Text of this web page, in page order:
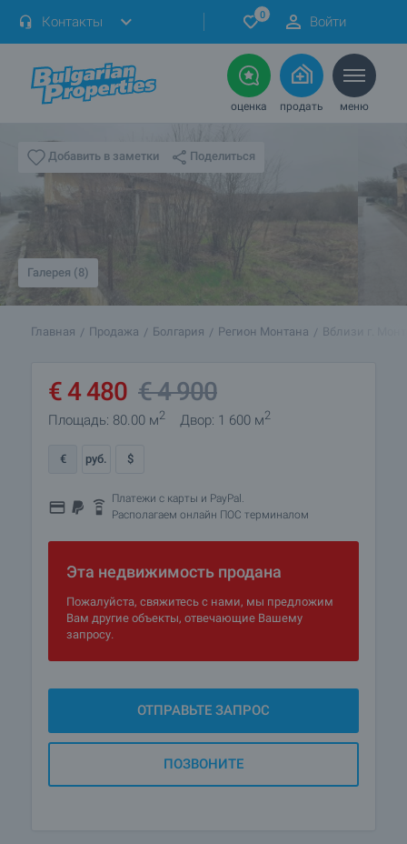
Контакты 0 Войти
оценка продать меню
Добавить в заметки Поделиться
Галерея (8)
Главная Продажа Болгария Регион Монтана Вблизи г.
€4 480 €4 900
Площадь: 80.00 м2 Двор: 1 600 м2
€ руб. $
Платежи с карты и PayPal.
Располагаем онлайн ПОС терминалом
Эта недвижимость продана
Пожалуйста, свяжитесь с нами, мы предложим
Вам другие объекты, отвечающие Вашему
запросу.
ОТПРАВЬТЕ ЗАПРОС
ПОЗВОНИТЕ